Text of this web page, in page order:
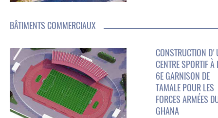
BÂTIMENTS COMMERCIAUX
CONSTRUCTION
CENTRE SPORTIF À
6E GARNISON DE
TAMALE POUR LES
FORCES ARMÉES
GHANA